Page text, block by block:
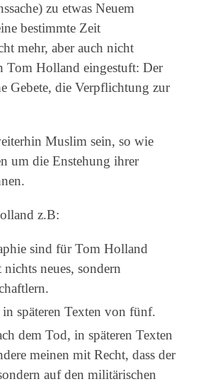
zu etwas Neuem
bestimmte Zeit
mehr, aber auch nicht
Tom Holland eingestuft: Der
Gebete, die Verpflichtung zur
Muslim sein, so wie
um die Enstehung ihrer
z.B:
sind für Tom Holland
neues, sondern
späteren Texten von fünf.
dem Tod, in späteren Texten
meinen mit Recht, dass der
auf den militärischen